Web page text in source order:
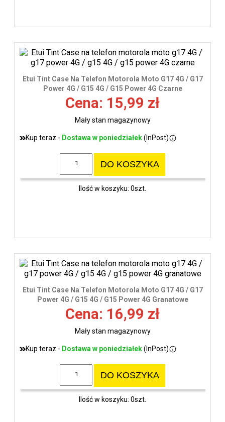
Etui Tint Case Na Telefon Motorola Moto G17 4G / G17
Power 4G / G15 4G / G15 Power 4G Czarne
Cena: 15,99 zł
Mały stan magazynowy
Kup teraz - Dostawa w poniedziałek(InPost)
DO KOSZYKA
Ilość w koszyku: 0szt.
Etui Tint Case Na Telefon Motorola Moto G17 4G / G17
Power 4G / G15 4G / G15 Power 4G Granatowe
Cena: 16,99 zł
Mały stan magazynowy
Kup teraz - Dostawa w poniedziałek(InPost)
DO KOSZYKA
Ilość w koszyku: 0szt.